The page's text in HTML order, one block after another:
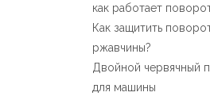
как работает
Как защитить
ржавчины?
Двойной червячный
для машины